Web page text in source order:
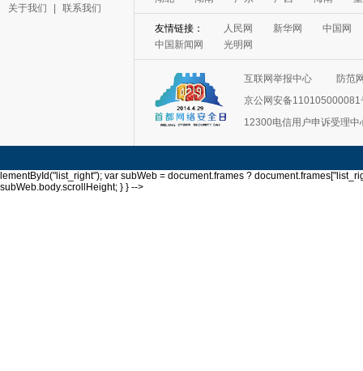
关于我们 联系我们
互联网举报中心
防范
京公网安备110105000081
12300电信用户申诉受理中
lementById("list_right"); var subWeb = document.frames ?
subWeb.body.scrollHeight; } } -->